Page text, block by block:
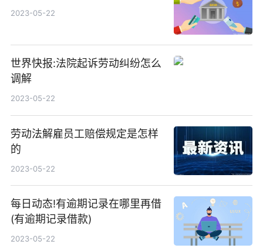
2023-05-22
世界快报:法院起诉劳动纠纷怎么
调解
2023-05-22
劳动法解雇员工赔偿规定是怎样
的
2023-05-22
每日动态!有逾期记录在哪里再借
(有逾期记录借款)
2023-05-22